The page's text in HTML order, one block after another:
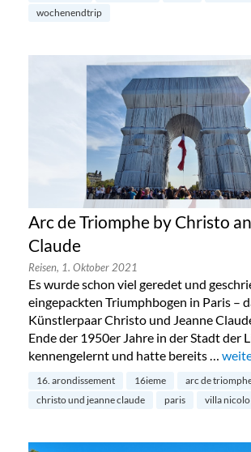
wochenendtrip
Arc de Triomphe by Christo
Claude
Reisen, 1. Oktober 2021
Es wurde schon viel geredet und
eingepackten Triumphbogen in Paris –
Künstlerpaar Christo und Jeanne
Ende der 1950er Jahre in der Stadt der
kennengelernt und hatte bereits … „Arc
16. arondissement 16ieme arc de
christo und jeanne claude
paris villa nicolo